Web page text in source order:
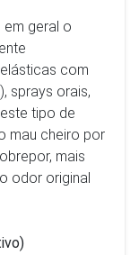
geral o
com
sprays orais,
tipo de
mau cheiro por
mais
odor original